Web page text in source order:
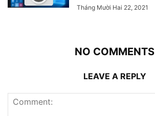
Tháng Mười Hai 22, 2021
NO COMMENTS
LEAVE A REPLY